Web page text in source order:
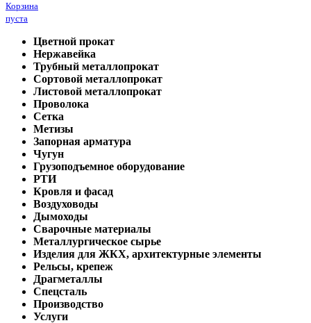
Корзина
пуста
Цветной прокат
Нержавейка
Трубный металлопрокат
Сортовой металлопрокат
Листовой металлопрокат
Проволока
Сетка
Метизы
Запорная арматура
Чугун
Грузоподъемное оборудование
РТИ
Кровля и фасад
Воздуховоды
Дымоходы
Сварочные материалы
Металлургическое сырье
Изделия для ЖКХ, архитектурные элементы
Рельсы, крепеж
Драгметаллы
Спецсталь
Производство
Услуги